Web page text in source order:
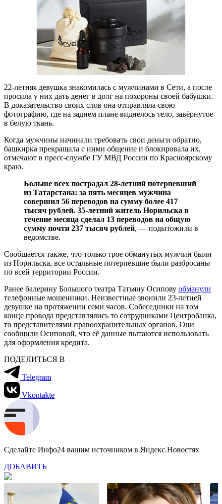
22-летняя девушка знакомилась с мужчинами в Сети, а после
просила у них дать денег в долг на похороны своей бабушки.
В доказательство своих слов она отправляла свою
фотографию, где на заднем плане виднелось тело, завёрнутое
в белую ткань.
Когда мужчины начинали требовать свои деньги обратно,
башкирка прекращала с ними общение и блокировала их,
отмечают в пресс-службе ГУ МВД России по Красноярскому
краю.
Больше всех пострадал 28-летний потерпевший
из Татарстана: за пять месяцев мужчина
совершил 56 переводов на сумму более 417
тысяч рублей. 35-летний житель Норильска в
течение месяца сделал 13 переводов на общую
сумму почти 237 тысяч рублей, — подытожили в
ведомстве.
Сообщается также, что только трое обманутых мужчин были
из Норильска, все остальные потерпевшие были разбросаны
по всей территории России.
Ранее балерину Большого театра Татьяну Осипову обманули
телефонные мошенники. Неизвестные звонили 23-летней
девушке на протяжении семи часов. Собеседники на том
конце провода представлялись то сотрудниками Центробанка,
то представителями правоохранительных органов. Они
сообщили Осиповой, что её данные пытаются использовать
для оформления кредита.
ПОДЕЛИТЬСЯ В
Telegram
Vkontakte
Сделайте Инфо24 вашим источником в Яндекс.Новостях
ДОБАВИТЬ